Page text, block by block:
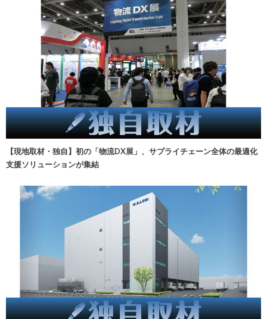
【現地取材・独自】初の「物流DX展」、サプライチェーン全体の最適化
支援ソリューションが集結